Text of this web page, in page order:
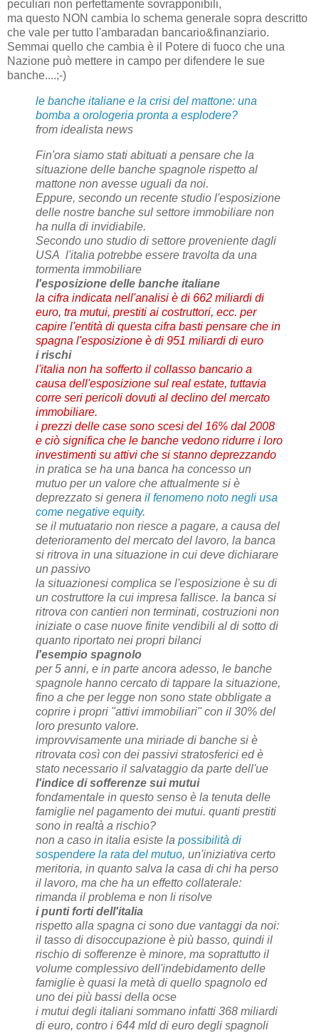
peculiari non perfettamente sovrapponibili,
ma questo NON cambia lo schema generale sopra descritto
che vale per tutto l'ambaradan bancario&finanziario.
Semmai quello che cambia è il Potere di fuoco che una
Nazione può mettere in campo per difendere le sue
banche....;-)
le banche italiane e la crisi del mattone: una
bomba a orologeria pronta a esplodere?
from idealista news
Fin'ora siamo stati abituati a pensare che la
situazione delle banche spagnole rispetto al
mattone non avesse uguali da noi.
Eppure, secondo un recente studio l'esposizione
delle nostre banche sul settore immobiliare non
ha nulla di invidiabile.
Secondo uno studio di settore proveniente dagli
USA l'italia potrebbe essere travolta da una
tormenta immobiliare
l'esposizione delle banche italiane
la cifra indicata nell'analisi è di 662 miliardi di
euro, tra mutui, prestiti ai costruttori, ecc. per
capire l'entità di questa cifra basti pensare che in
spagna l'esposizione è di 951 miliardi di euro
i rischi
l'italia non ha sofferto il collasso bancario a
causa dell'esposizione sul real estate, tuttavia
corre seri pericoli dovuti al declino del mercato
immobiliare.
i prezzi delle case sono scesi del 16% dal 2008
e ciò significa che le banche vedono ridurre i loro
investimenti su attivi che si stanno deprezzando
in pratica se ha una banca ha concesso un
mutuo per un valore che attualmente si è
deprezzato si genera il fenomeno noto negli usa
come negative equity.
se il mutuatario non riesce a pagare, a causa del
deterioramento del mercato del lavoro, la banca
si ritrova in una situazione in cui deve dichiarare
un passivo
la situazionesi complica se l'esposizione è su di
un costruttore la cui impresa fallisce. la banca si
ritrova con cantieri non terminati, costruzioni non
iniziate o case nuove finite vendibili al di sotto di
quanto riportato nei propri bilanci
l'esempio spagnolo
per 5 anni, e in parte ancora adesso, le banche
spagnole hanno cercato di tappare la situazione,
fino a che per legge non sono state obbligate a
coprire i propri "attivi immobiliari" con il 30% del
loro presunto valore.
improvvisamente una miriade di banche si è
ritrovata così con dei passivi stratosferici ed è
stato necessario il salvataggio da parte dell'ue
l'indice di sofferenze sui mutui
fondamentale in questo senso è la tenuta delle
famiglie nel pagamento dei mutui. quanti prestiti
sono in realtà a rischio?
non a caso in italia esiste la possibilità di
sospendere la rata del mutuo, un'iniziativa certo
meritoria, in quanto salva la casa di chi ha perso
il lavoro, ma che ha un effetto collaterale:
rimanda il problema e non li risolve
i punti forti dell'italia
rispetto alla spagna ci sono due vantaggi da noi:
il tasso di disoccupazione è più basso, quindi il
rischio di sofferenze è minore, ma soprattutto il
volume complessivo dell'indebidamento delle
famiglie è quasi la metà di quello spagnolo ed
uno dei più bassi della ocse
i mutui degli italiani sommano infatti 368 miliardi
di euro, contro i 644 mld di euro degli spagnoli